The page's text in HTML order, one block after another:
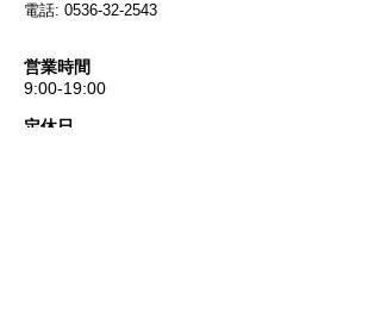
電話: 0536-32-2543
営業時間
9:00-19:00
定休日